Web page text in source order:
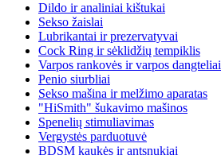
Dildo ir analiniai kištukai
Sekso žaislai
Lubrikantai ir prezervatyvai
Cock Ring ir sėklidžių tempiklis
Varpos rankovės ir varpos dangteliai
Penio siurbliai
Sekso mašina ir melžimo aparatas
"HiSmith" šukavimo mašinos
Spenelių stimuliavimas
Vergystės parduotuvė
BDSM kaukės ir antsnukiai